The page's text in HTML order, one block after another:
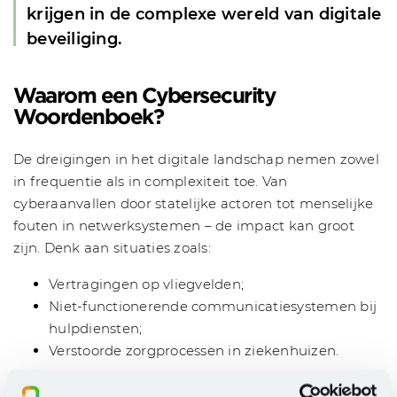
krijgen in de complexe wereld van digitale
beveiliging.
Waarom een Cybersecurity
Woordenboek?
De dreigingen in het digitale landschap nemen zowel
in frequentie als in complexiteit toe. Van
cyberaanvallen door statelijke actoren tot menselijke
fouten in netwerksystemen – de impact kan groot
zijn. Denk aan situaties zoals:
Vertragingen op vliegvelden;
Niet-functionerende communicatiesystemen bij
hulpdiensten;
Verstoorde zorgprocessen in ziekenhuizen.
Met dit woordenboek wordt een gemeenschappelijke